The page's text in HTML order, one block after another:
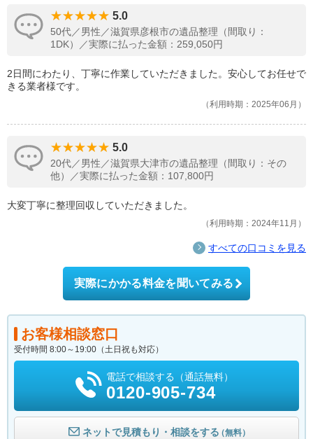
5.0
50代／男性／滋賀県彦根市の遺品整理（間取り：
1DK）／実際に払った金額：259,050円
2日間にわたり、丁寧に作業していただきました。安心してお任せで
きる業者様です。
利用時期：2025年06月
5.0
20代／男性／滋賀県大津市の遺品整理（間取り：その
他）／実際に払った金額：107,800円
大変丁寧に整理回収していただきました。
利用時期：2024年11月
すべての口コミを見る
実際にかかる料金を聞いてみる
お客様相談窓口
受付時間 8:00～19:00（土日祝も対応）
電話で相談する（通話無料）
0120-905-734
ネットで見積もり・相談をする（無料）